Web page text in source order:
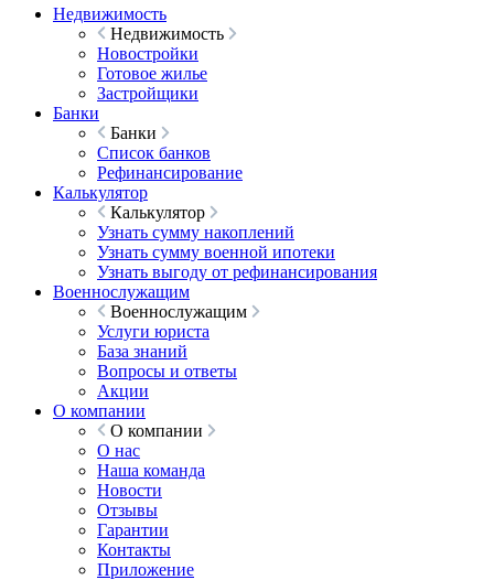
Недвижимость
Недвижимость
Новостройки
Готовое жилье
Застройщики
Банки
Банки
Список банков
Рефинансирование
Калькулятор
Калькулятор
Узнать сумму накоплений
Узнать сумму военной ипотеки
Узнать выгоду от рефинансирования
Военнослужащим
Военнослужащим
Услуги юриста
База знаний
Вопросы и ответы
Акции
О компании
О компании
О нас
Наша команда
Новости
Отзывы
Гарантии
Контакты
Приложение